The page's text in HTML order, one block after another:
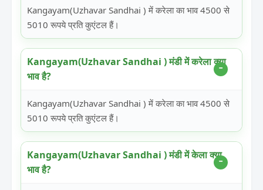
Kangayam(Uzhavar Sandhai ) में करेला का भाव 4500 से
5010 रूपये प्रति कुएंटल हैं।
Kangayam(Uzhavar Sandhai ) मंडी में करेला क्या
भाव है?
Kangayam(Uzhavar Sandhai ) में करेला का भाव 4500 से
5010 रूपये प्रति कुएंटल हैं।
Kangayam(Uzhavar Sandhai ) मंडी में केला क्या
भाव है?